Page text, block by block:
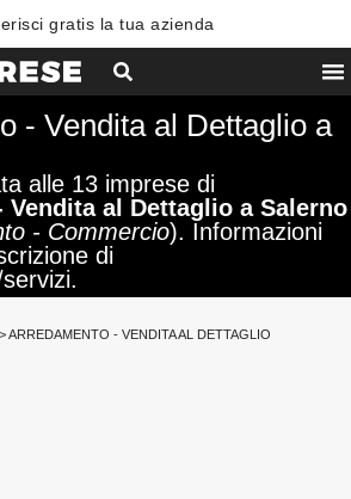
gratis la tua azienda
- Vendita al Dettaglio a
alle 13 imprese di
Vendita al Dettaglio a Salerno
- Commercio). Informazioni
di
>ARREDAMENTO - VENDITA AL DETTAGLIO